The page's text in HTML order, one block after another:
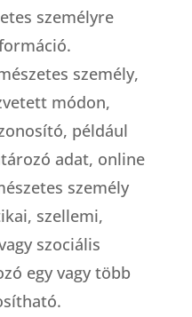
személyre
személy,
módon,
például
adat, online
személy
szellemi,
szociális
egy vagy több